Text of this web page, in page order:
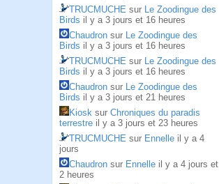
TRUCMUCHE sur Le Zoodingue des
Birds il y a 3 jours et 16 heures
Chaudron sur Le Zoodingue des
Birds il y a 3 jours et 16 heures
TRUCMUCHE sur Le Zoodingue des
Birds il y a 3 jours et 16 heures
Chaudron sur Le Zoodingue des
Birds il y a 3 jours et 21 heures
Kiosk sur Chroniques du paradis
terrestre il y a 3 jours et 23 heures
TRUCMUCHE sur Ennelle il y a 4
jours
Chaudron sur Ennelle il y a 4 jours et
2 heures